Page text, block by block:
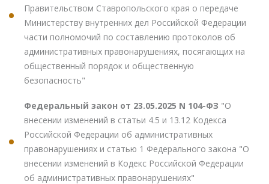
Правительством Ставропольского края о передаче
Министерству внутренних дел Российской Федерации
части полномочий по составлению протоколов об
административных правонарушениях, посягающих на
общественный порядок и общественную
безопасность"
Федеральный закон от 23.05.2025 N 104-ФЗ "О
внесении изменений в статьи 4.5 и 13.12 Кодекса
Российской Федерации об административных
правонарушениях и статью 1 Федерального закона "О
внесении изменений в Кодекс Российской Федерации
об административных правонарушениях"